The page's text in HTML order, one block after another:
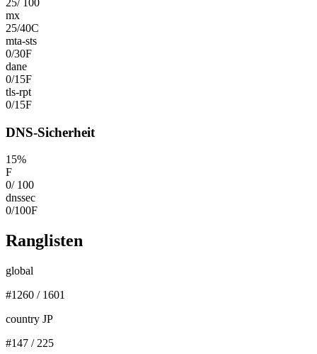
mx
25/40C
mta-sts
0/30F
dane
0/15F
tls-rpt
0/15F
DNS-Sicherheit
15%
F
0/ 100
dnssec
0/100F
Ranglisten
global
#1260 / 1601
country JP
#147 / 225